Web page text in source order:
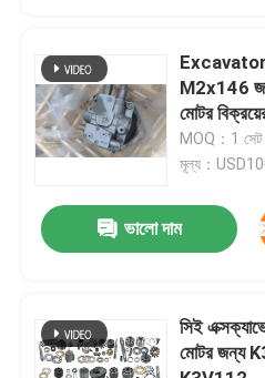
Excavator
M2x146
মোটর
MOQ：1 সেট
মূল্য：
ভালো দাম
সিই
মোটর জন্য